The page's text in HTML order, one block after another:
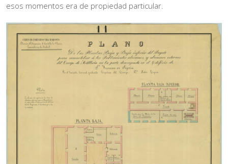
esos momentos era de propiedad particular.